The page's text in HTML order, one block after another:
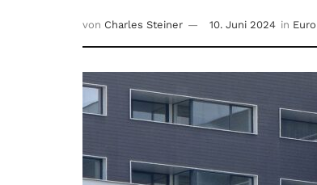
von Charles Steiner 10. Juni 2024 in